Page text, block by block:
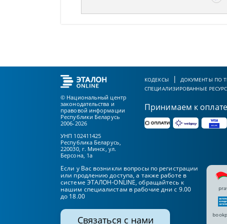
© Национальный центр
законодательства и
правовой информации
Республики Беларусь
2006-2026
УНП 102411425
Республика Беларусь,
220030, г. Минск, ул.
Берсона, 1а
КОДЕКСЫ ДОКУМЕНТЫ ПО
СПЕЦИАЛИЗИРОВАННЫЕ
Принимаем к оплате
Если у Вас возникли вопросы по регистрации
или продлению доступа, а также работе в
системе ЭТАЛОН-ONLINE, обращайтесь к
нашим специалистам в рабочие дни с 9.00
до 18.00
Связаться с нами